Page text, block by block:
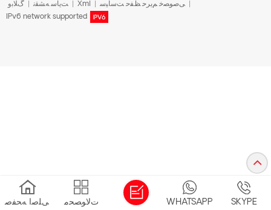
ﮒﻼ ﺑﻭ
ﺖﯾﺎﺳ ﻪﺸﻘﻧ Xml ﯽﺻﻮﺼﺧ ﻢﯾﺮﺣ ﻆﻔﺣ ﺖﺳﺎﯿﺳ
IPv6 network supported
ﯽﻠﺻﺍ ﻪﺤﻔﺻ ﺕﻻ ﻮﺼﺤﻣ SKYPE
WHATSAPP